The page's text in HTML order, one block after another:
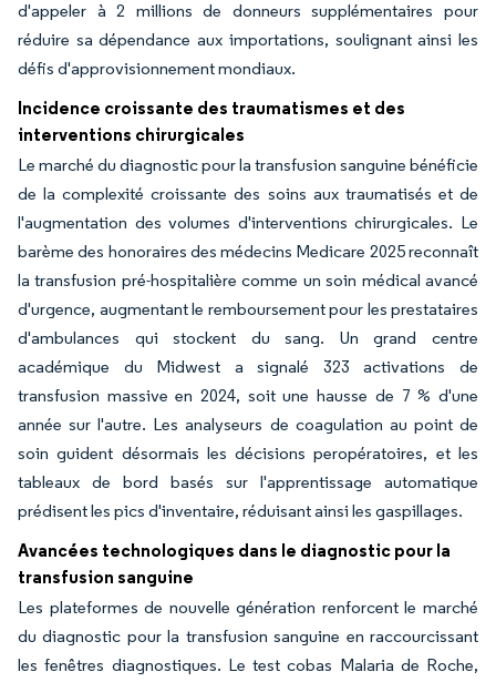
d'appeler à 2 millions de donneurs supplémentaires pour
réduire sa dépendance aux importations, soulignant ainsi les
défis d'approvisionnement mondiaux.
Incidence croissante des traumatismes et des
interventions chirurgicales
Le marché du diagnostic pour la transfusion sanguine bénéficie
de la complexité croissante des soins aux traumatisés et de
l'augmentation des volumes d'interventions chirurgicales. Le
barème des honoraires des médecins Medicare 2025 reconnaît
la transfusion pré-hospitalière comme un soin médical avancé
d'urgence, augmentant le remboursement pour les prestataires
d'ambulances qui stockent du sang. Un grand centre
académique du Midwest a signalé 323 activations de
transfusion massive en 2024, soit une hausse de 7 % d'une
année sur l'autre. Les analyseurs de coagulation au point de
soin guident désormais les décisions peropératoires, et les
tableaux de bord basés sur l'apprentissage automatique
prédisent les pics d'inventaire, réduisant ainsi les gaspillages.
Avancées technologiques dans le diagnostic pour la
transfusion sanguine
Les plateformes de nouvelle génération renforcent le marché
du diagnostic pour la transfusion sanguine en raccourcissant
les fenêtres diagnostiques. Le test cobas Malaria de Roche,